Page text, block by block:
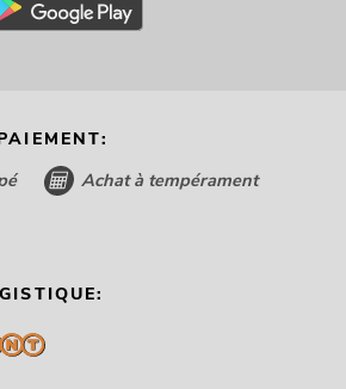
Achat à tempérament